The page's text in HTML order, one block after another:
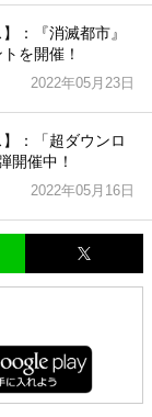
：『消滅都市』
を開催！
2022年05月23日
：「超ダウンロ
開催中！
2022年05月16日